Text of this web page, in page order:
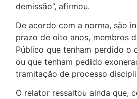
demissão”, afirmou.
De acordo com a norma, são
prazo de oito anos, membros
Público que tenham perdido o
ou que tenham pedido
tramitação de processo
O relator ressaltou ainda que,